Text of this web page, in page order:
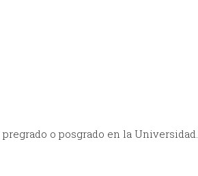
o posgrado en la Universidad.